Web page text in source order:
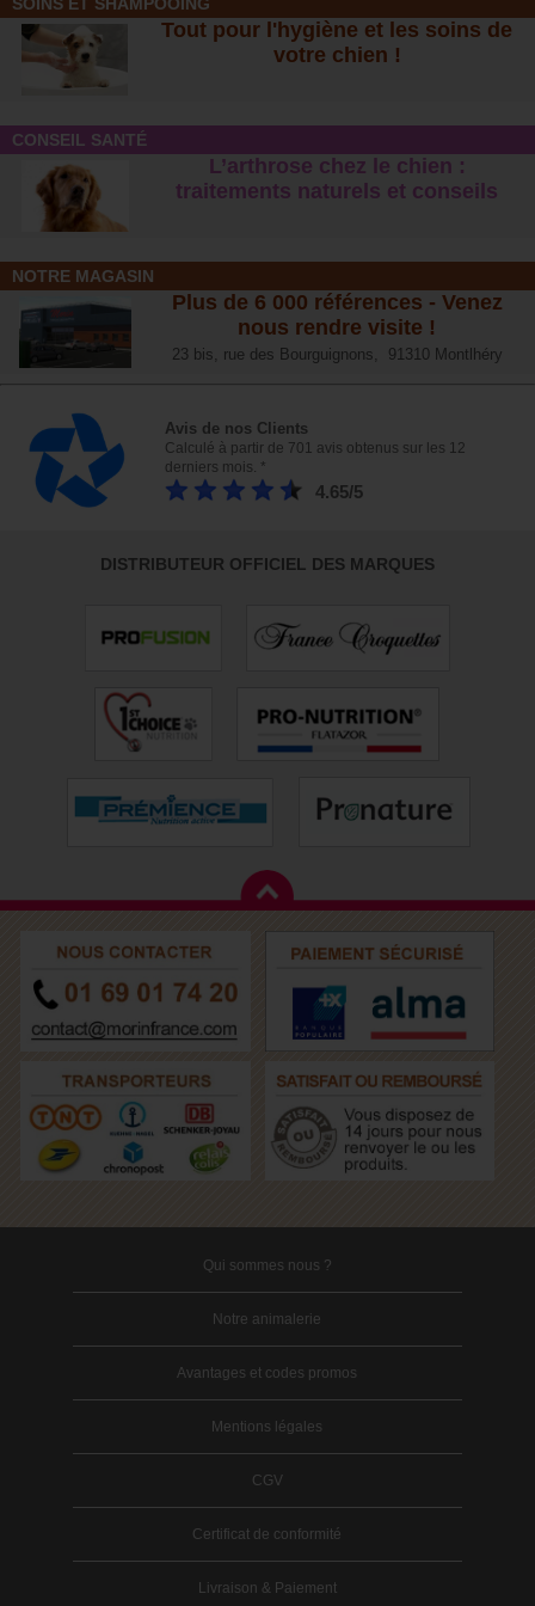
SOINS ET SHAMPOOING
Tout pour l'hygiène et les soins de
votre chien !
CONSEIL SANTÉ
L’arthrose chez le chien :
traitements naturels et conseil s
NOTRE MAGASIN
Plus de 6 000 références - Venez
nous rendre visite !
23 bis, rue des Bourguignons, 91310 Montlhéry
Avis de nos Clients
Calculé à partir de 701 avis obtenus sur les 12
derniers mois. *
4.65/5
DISTRIBUTEUR OFFICIEL DES MARQUES
Qui sommes nous ?
Notre animalerie
Avantages et codes promos
Mentions légales
CGV
Certificat de conformité
Livraison & Paiement